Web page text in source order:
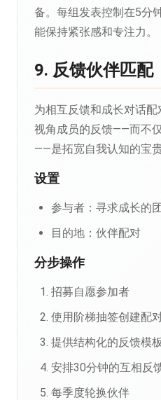
备。每组发表控制在5分
能保持紧张感和专注力。
9. 反馈伙伴匹配
为相互反馈和成长对话
视角成员的反馈——而不
——是拓宽自我认知的宝贵
设置
参与者：寻求成长的
目的地：伙伴配对
分步操作
招募自愿参加者
使用阶梯抽签创建配
提供结构化的反馈模板
安排30分钟的互相反
每季度轮换伙伴